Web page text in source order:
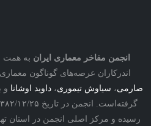
مفاخر معماری ایرانبه همت جمعی
عرصه‌های گوناگون معماری مانند
،سیاوش تیموری،داوید اوشاناو با
و مرکز اصلی انجمن در استان تهران